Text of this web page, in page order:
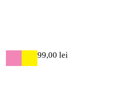
99,00 lei